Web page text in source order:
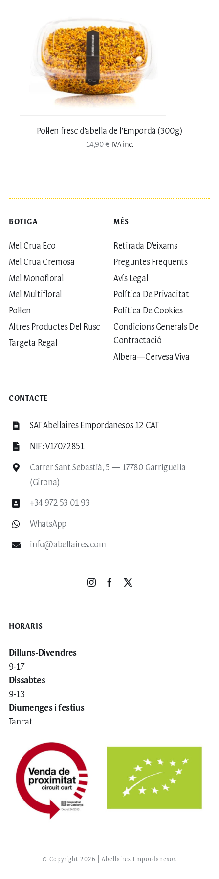
Pol·len fresc d’abella de l’Empordà (300g)
14,90€ IVA inc.
BOTIGA
Mel Crua Eco
Mel Crua Cremosa
Mel Monofloral
Mel Multifloral
Pol·len
Altres Productes Del Rusc
Targeta Regal
MÉS
Retirada D’eixams
Preguntes Freqüents
Avís Legal
Política De Privacitat
Política De Cookies
Condicions Generals De
Contractació
Albera—Cervesa Viva
CONTACTE
SAT Abellaires Empordanesos 12 CAT
NIF: V17072851
Carrer Sant Sebastià, 5 — 17780 Garriguella
(Girona)
+34 972 53 01 93
WhatsApp
info@abellaires.com
HORARIS
Dilluns-Divendres
9-17
Dissabtes
9-13
Diumenges i festius
Tancat
© Copyright 2026 | Abellaires Empordanesos